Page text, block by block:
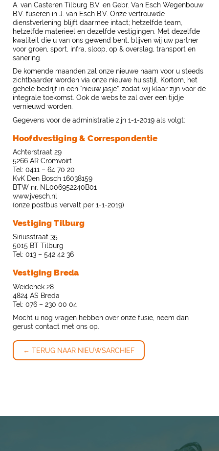
A. van Casteren Tilburg B.V. en Gebr. Van Esch Wegenbouw
B.V. fuseren in J. van Esch B.V. Onze vertrouwde
dienstverlening blijft daarmee intact; hetzelfde team,
hetzelfde materieel en dezelfde vestigingen. Met dezelfde
kwaliteit die u van ons gewend bent, blijven wij uw partner
voor groen, sport, infra, sloop, op & overslag, transport en
sanering.
De komende maanden zal onze nieuwe naam voor u steeds
zichtbaarder worden via onze nieuwe huisstijl. Kortom, het
gehele bedrijf in een “nieuw jasje”, zodat wij klaar zijn voor de
integrale toekomst. Ook de website zal over een tijdje
vernieuwd worden.
Gegevens voor de administratie zijn 1-1-2019 als volgt:
Hoofdvestiging & Correspondentie
Achterstraat 29
5266 AR Cromvoirt
Tel: 0411 – 64 70 20
KvK Den Bosch 16038159
BTW nr. NL006952240B01
www.jvesch.nl
(onze postbus vervalt per 1-1-2019)
Vestiging Tilburg
Siriusstraat 35
5015 BT Tilburg
Tel: 013 – 542 42 36
Vestiging Breda
Weidehek 28
4824 AS Breda
Tel: 076 – 230 00 04
Mocht u nog vragen hebben over onze fusie, neem dan
gerust contact met ons op.
← TERUG NAAR NIEUWSARCHIEF